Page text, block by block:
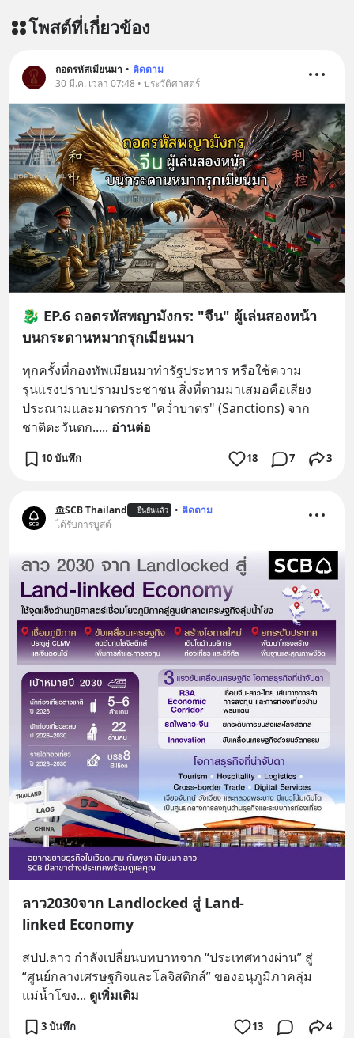
โพสต์ที่เกี่ยวข้อง
ถอดรหัสเมียนมา • ติดตาม
30 มี.ค. เวลา 07:48 • ประวัติศาสตร์
​🐉 EP.6 ถอดรหัสพญามังกร: "จีน" ผู้เล่นสองหน้า
บนกระดานหมากรุกเมียนมา
​ทุกครั้งที่กองทัพเมียนมาทำรัฐประหาร หรือใช้ความ
รุนแรงปราบปรามประชาชน สิ่งที่ตามมาเสมอคือเสียง
ประณามและมาตรการ "คว่ำบาตร" (Sanctions) จาก
ชาติตะวันตก..... อ่านต่อ
10 บันทึก 18 7 3
SCB Thailand ยืนยันแล้ว • ติดตาม
ได้รับการบูสต์
ลาว2030จาก Landlocked สู่ Land-
linked Economy
สปป.ลาว กำลังเปลี่ยนบทบาทจาก “ประเทศทางผ่าน” สู่
“ศูนย์กลางเศรษฐกิจและโลจิสติกส์” ของอนุภูมิภาคลุ่ม
แม่น้ำโขง... ดูเพิ่มเติม
3 บันทึก 13 4